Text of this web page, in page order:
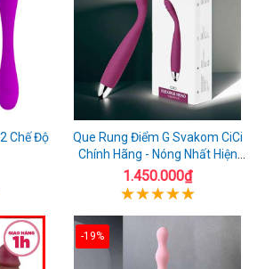
Chế Độ
Que Rung Điểm G Svakom CiCi
Chính Hãng - Nóng Nhất Hiện
Nay
1.450.000₫
-19%